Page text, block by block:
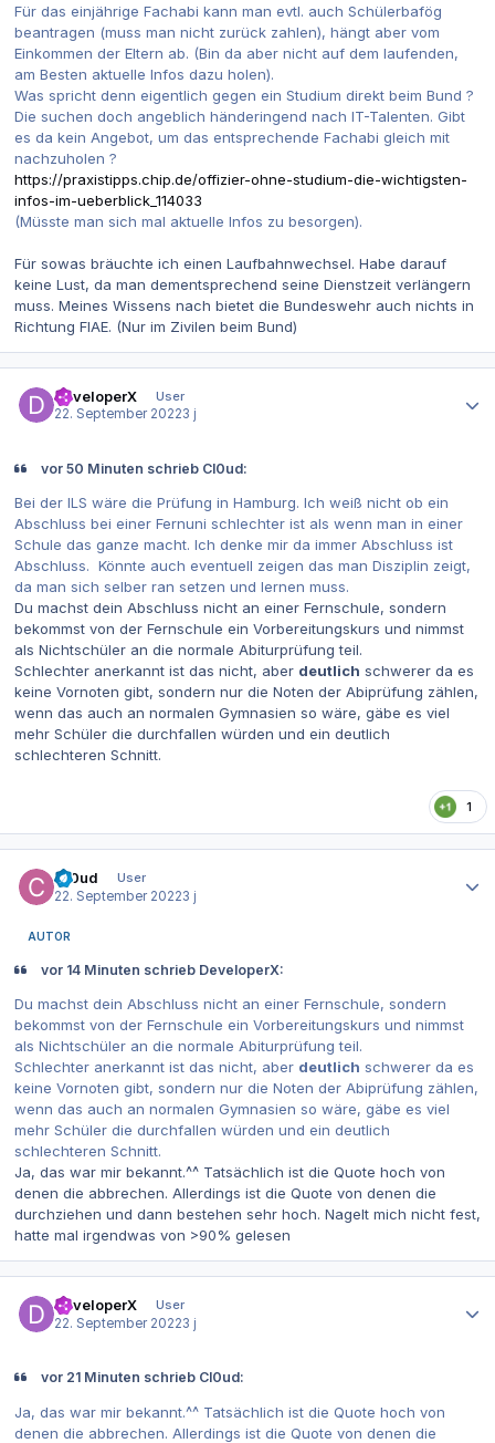
Für das einjährige Fachabi kann man evtl. auch Schülerbafög
beantragen (muss man nicht zurück zahlen), hängt aber vom
Einkommen der Eltern ab. (Bin da aber nicht auf dem laufenden,
am Besten aktuelle Infos dazu holen).
Was spricht denn eigentlich gegen ein Studium direkt beim Bund ?
Die suchen doch angeblich händeringend nach IT-Talenten. Gibt
es da kein Angebot, um das entsprechende Fachabi gleich mit
nachzuholen ?
https://praxistipps.chip.de/offizier-ohne-studium-die-wichtigsten-
infos-im-ueberblick_114033
(Müsste man sich mal aktuelle Infos zu besorgen).
Für sowas bräuchte ich einen Laufbahnwechsel. Habe darauf
keine Lust, da man dementsprechend seine Dienstzeit verlängern
muss. Meines Wissens nach bietet die Bundeswehr auch nichts in
Richtung FIAE. (Nur im Zivilen beim Bund)
DeveloperX
User
22. September 20223 j
vor 50 Minuten schrieb Cl0ud:
Bei der ILS wäre die Prüfung in Hamburg. Ich weiß nicht ob ein
Abschluss bei einer Fernuni schlechter ist als wenn man in einer
Schule das ganze macht. Ich denke mir da immer Abschluss ist
Abschluss. Könnte auch eventuell zeigen das man Disziplin zeigt,
da man sich selber ran setzen und lernen muss.
Du machst dein Abschluss nicht an einer Fernschule, sondern
bekommst von der Fernschule ein Vorbereitungskurs und nimmst
als Nichtschüler an die normale Abiturprüfung teil.
Schlechter anerkannt ist das nicht, aber deutlich schwerer da es
keine Vornoten gibt, sondern nur die Noten der Abiprüfung zählen,
wenn das auch an normalen Gymnasien so wäre, gäbe es viel
mehr Schüler die durchfallen würden und ein deutlich
schlechteren Schnitt.
1
Cl0ud
User
22. September 20223 j
AUTOR
vor 14 Minuten schrieb DeveloperX:
Du machst dein Abschluss nicht an einer Fernschule, sondern
bekommst von der Fernschule ein Vorbereitungskurs und nimmst
als Nichtschüler an die normale Abiturprüfung teil.
Schlechter anerkannt ist das nicht, aber deutlich schwerer da es
keine Vornoten gibt, sondern nur die Noten der Abiprüfung zählen,
wenn das auch an normalen Gymnasien so wäre, gäbe es viel
mehr Schüler die durchfallen würden und ein deutlich
schlechteren Schnitt.
Ja, das war mir bekannt.^^ Tatsächlich ist die Quote hoch von
denen die abbrechen. Allerdings ist die Quote von denen die
durchziehen und dann bestehen sehr hoch. Nagelt mich nicht fest,
hatte mal irgendwas von >90% gelesen
DeveloperX
User
22. September 20223 j
vor 21 Minuten schrieb Cl0ud:
Ja, das war mir bekannt.^^ Tatsächlich ist die Quote hoch von
denen die abbrechen. Allerdings ist die Quote von denen die